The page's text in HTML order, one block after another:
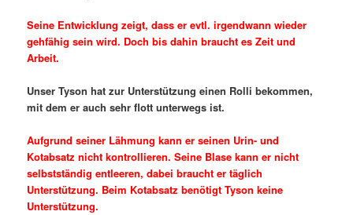
Seine Entwicklung zeigt, dass er evtl. irgendwann wieder
gehfähig sein wird. Doch bis dahin braucht es Zeit und
Arbeit.
Unser Tyson hat zur Unterstützung einen Rolli bekommen,
mit dem er auch sehr flott unterwegs ist.
Aufgrund seiner Lähmung kann er seinen Urin- und
Kotabsatz nicht kontrollieren. Seine Blase kann er nicht
selbstständig entleeren, dabei braucht er täglich
Unterstützung. Beim Kotabsatz benötigt Tyson keine
Unterstützung.